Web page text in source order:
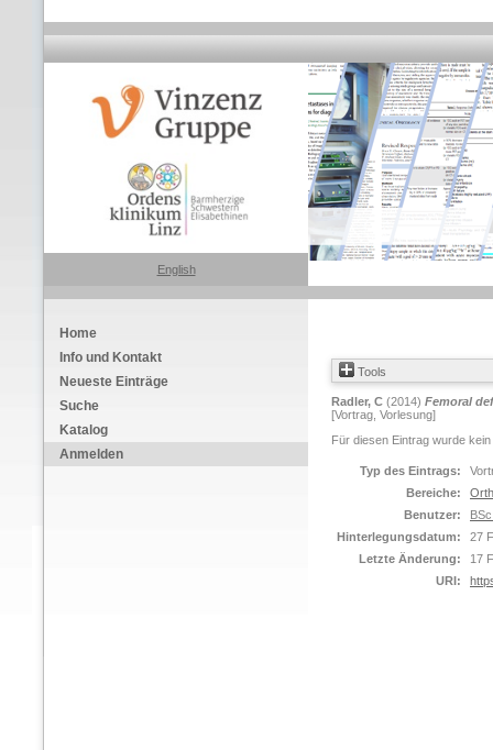
English
Home
Info und Kontakt
Neueste Einträge
Suche
Katalog
Anmelden
Tools
Radler, C (2014) Femoral
[Vortrag, Vorlesung]
Für diesen Eintrag wurde
Typ des Eintrags:
Bereiche:
Benutzer:
Hinterlegungsdatum:
27
Letzte Änderung:
17
URI: